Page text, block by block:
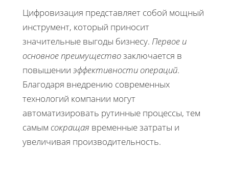
Цифровизация представляет собой мощный
инструмент, который приносит
значительные выгоды бизнесу. Первое и
основное преимуществозаключается в
повышении эффективности операций.
Благодаря внедрению современных
технологий компании могут
автоматизировать рутинные процессы, тем
самым сокращая временные затраты и
увеличивая производительность.